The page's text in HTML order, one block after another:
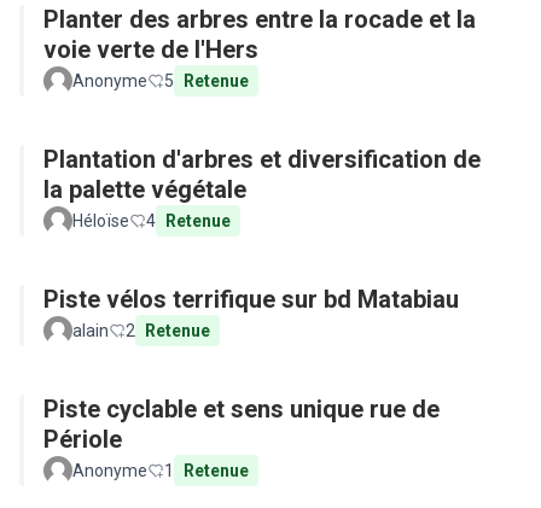
Planter des arbres entre la rocade et la
voie verte de l'Hers
Anonyme 5 Retenue
Plantation d'arbres et diversification de
la palette végétale
Héloïse 4 Retenue
Piste vélos terrifique sur bd Matabiau
alain 2 Retenue
Piste cyclable et sens unique rue de
Périole
Anonyme 1 Retenue